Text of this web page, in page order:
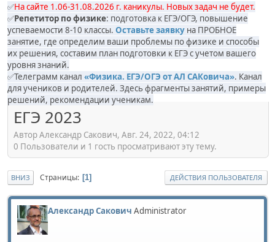
✅На сайте 1.06-31.08.2026 г. каникулы. Новых задач не будет.
✅Репетитор по физике: подготовка к ЕГЭ/ОГЭ, повышение
успеваемости 8-10 классы. Оставьте заявку на ПРОБНОЕ
занятие, где определим ваши проблемы по физике и способы
их решения, составим план подготовки к ЕГЭ с учетом вашего
уровня знаний.
✅Телеграмм канал «Физика. ЕГЭ/ОГЭ от АЛ САКовича». Канал
для учеников и родителей. Здесь фрагменты занятий, примеры
решений, рекомендации ученикам.
ЕГЭ 2023
Автор Александр Сакович, Авг. 24, 2022, 04:12
0 Пользователи и 1 гость просматривают эту тему.
ВНИЗ Страницы 1 ДЕЙСТВИЯ ПОЛЬЗОВАТЕЛЯ
Александр Сакович Administrator